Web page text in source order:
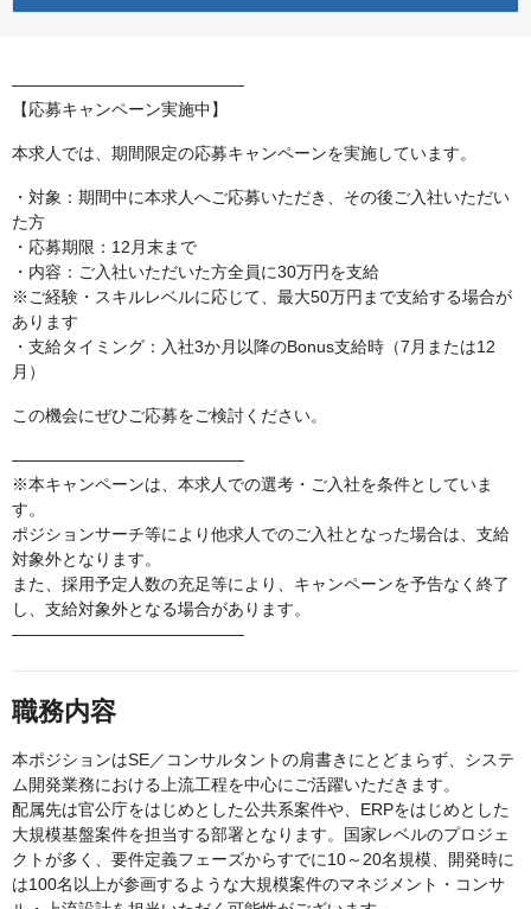
――――――――――――――
【応募キャンペーン実施中】
本求人では、期間限定の応募キャンペーンを実施しています。
・対象：期間中に本求人へご応募いただき、その後ご入社いただい
た方
・応募期限：12月末まで
・内容：ご入社いただいた方全員に30万円を支給
※ご経験・スキルレベルに応じて、最大50万円まで支給する場合が
あります
・支給タイミング：入社3か月以降のBonus支給時（7月または12
月）
この機会にぜひご応募をご検討ください。
――――――――――――――
※本キャンペーンは、本求人での選考・ご入社を条件としていま
す。
ポジションサーチ等により他求人でのご入社となった場合は、支給
対象外となります。
また、採用予定人数の充足等により、キャンペーンを予告なく終了
し、支給対象外となる場合があります。
――――――――――――――
職務内容
本ポジションはSE／コンサルタントの肩書きにとどまらず、システ
ム開発業務における上流工程を中心にご活躍いただきます。
配属先は官公庁をはじめとした公共系案件や、ERPをはじめとした
大規模基盤案件を担当する部署となります。国家レベルのプロジェ
クトが多く、要件定義フェーズからすでに10～20名規模、開発時に
は100名以上が参画するような大規模案件のマネジメント・コンサ